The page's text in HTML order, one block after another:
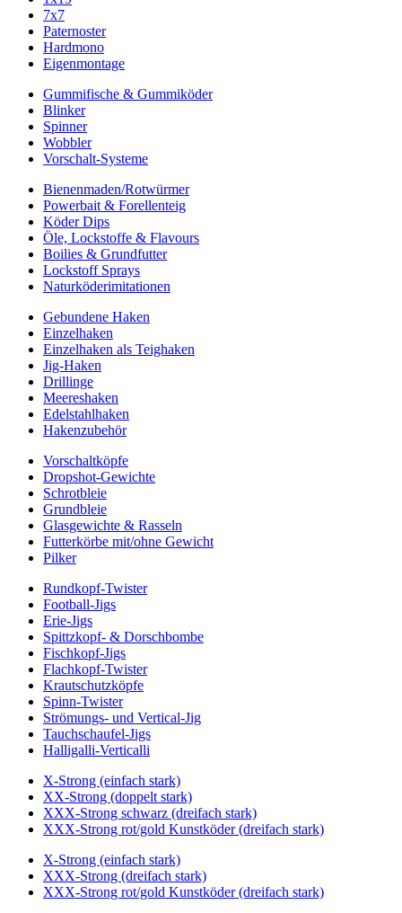
7x7
Paternoster
Hardmono
Eigenmontage
Gummifische & Gummiköder
Blinker
Spinner
Wobbler
Vorschalt-Systeme
Bienenmaden/Rotwürmer
Powerbait & Forellenteig
Köder Dips
Öle, Lockstoffe & Flavours
Boilies & Grundfutter
Lockstoff Sprays
Naturköderimitationen
Gebundene Haken
Einzelhaken
Einzelhaken als Teighaken
Jig-Haken
Drillinge
Meereshaken
Edelstahlhaken
Hakenzubehör
Vorschaltköpfe
Dropshot-Gewichte
Schrotbleie
Grundbleie
Glasgewichte & Rasseln
Futterkörbe mit/ohne Gewicht
Pilker
Rundkopf-Twister
Football-Jigs
Erie-Jigs
Spittzkopf- & Dorschbombe
Fischkopf-Jigs
Flachkopf-Twister
Krautschutzköpfe
Spinn-Twister
Strömungs- und Vertical-Jig
Tauchschaufel-Jigs
Halligalli-Verticalli
X-Strong (einfach stark)
XX-Strong (doppelt stark)
XXX-Strong schwarz (dreifach stark)
XXX-Strong rot/gold Kunstköder (dreifach stark)
X-Strong (einfach stark)
XXX-Strong (dreifach stark)
XXX-Strong rot/gold Kunstköder (dreifach stark)